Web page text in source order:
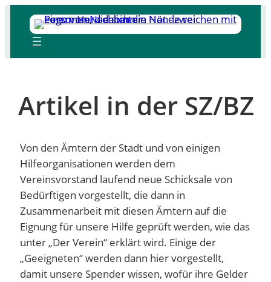
Inhalt
springen
Artikel in der SZ/BZ
Von den Ämtern der Stadt und von einigen
Hilfeorganisationen werden dem
Vereinsvorstand laufend neue Schicksale von
Bedürftigen vorgestellt, die dann in
Zusammenarbeit mit diesen Ämtern auf die
Eignung für unsere Hilfe geprüft werden, wie das
unter „Der Verein“ erklärt wird. Einige der
„Geeigneten“ werden dann hier vorgestellt,
damit unsere Spender wissen, wofür ihre Gelder